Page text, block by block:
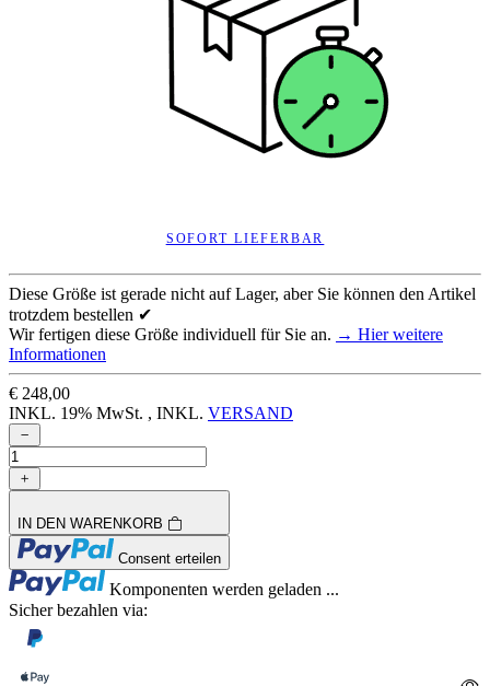
SOFORT LIEFERBAR
Diese Größe ist gerade nicht auf Lager, aber Sie können den Artikel
trotzdem bestellen ✔
Wir fertigen diese Größe individuell für Sie an. → Hier weitere
Informationen
€ 248,00
INKL. 19% MwSt. , INKL. VERSAND
IN DEN WARENKORB
Consent erteilen
Loading...
Komponenten werden geladen ...
Sicher bezahlen via: